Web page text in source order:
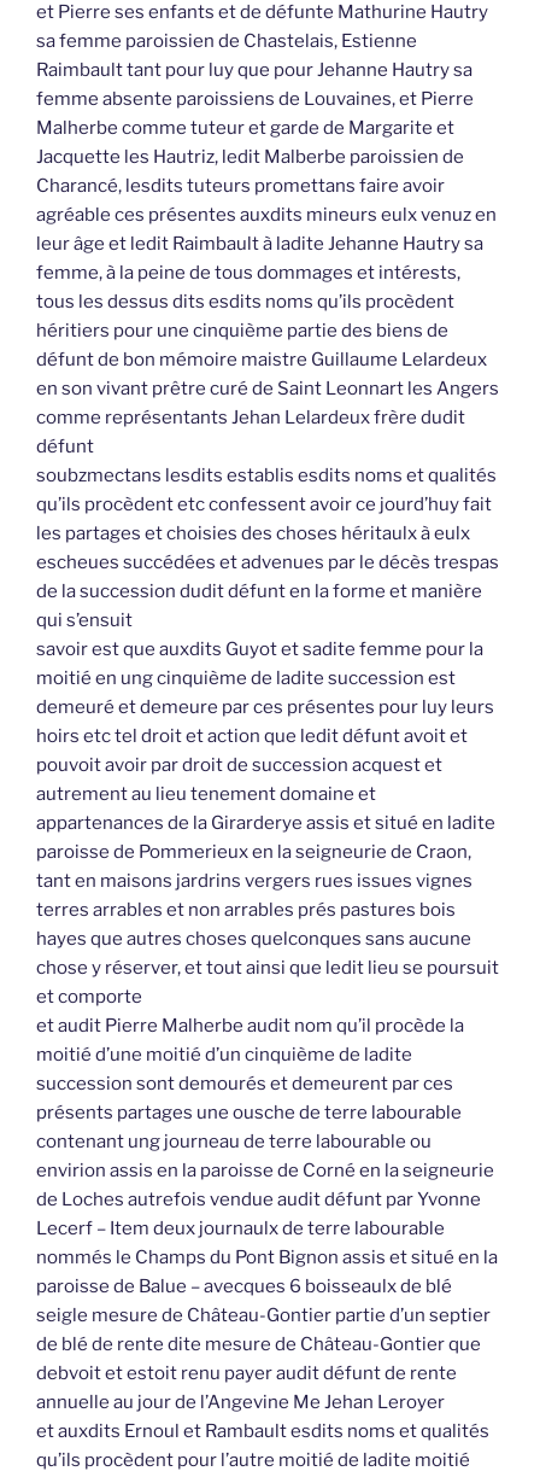
et Pierre ses enfants et de défunte Mathurine Hautry
sa femme paroissien de Chastelais, Estienne
Raimbault tant pour luy que pour Jehanne Hautry sa
femme absente paroissiens de Louvaines, et Pierre
Malherbe comme tuteur et garde de Margarite et
Jacquette les Hautriz, ledit Malberbe paroissien de
Charancé, lesdits tuteurs promettans faire avoir
agréable ces présentes auxdits mineurs eulx venuz en
leur âge et ledit Raimbault à ladite Jehanne Hautry sa
femme, à la peine de tous dommages et intérests,
tous les dessus dits esdits noms qu’ils procèdent
héritiers pour une cinquième partie des biens de
défunt de bon mémoire maistre Guillaume Lelardeux
en son vivant prêtre curé de Saint Leonnart les Angers
comme représentants Jehan Lelardeux frère dudit
défunt
soubzmectans lesdits establis esdits noms et qualités
qu’ils procèdent etc confessent avoir ce jourd’huy fait
les partages et choisies des choses héritaulx à eulx
escheues succédées et advenues par le décès trespas
de la succession dudit défunt en la forme et manière
qui s’ensuit
savoir est que auxdits Guyot et sadite femme pour la
moitié en ung cinquième de ladite succession est
demeuré et demeure par ces présentes pour luy leurs
hoirs etc tel droit et action que ledit défunt avoit et
pouvoit avoir par droit de succession acquest et
autrement au lieu tenement domaine et
appartenances de la Girarderye assis et situé en ladite
paroisse de Pommerieux en la seigneurie de Craon,
tant en maisons jardrins vergers rues issues vignes
terres arrables et non arrables prés pastures bois
hayes que autres choses quelconques sans aucune
chose y réserver, et tout ainsi que ledit lieu se poursuit
et comporte
et audit Pierre Malherbe audit nom qu’il procède la
moitié d’une moitié d’un cinquième de ladite
succession sont demourés et demeurent par ces
présents partages une ousche de terre labourable
contenant ung journeau de terre labourable ou
envirion assis en la paroisse de Corné en la seigneurie
de Loches autrefois vendue audit défunt par Yvonne
Lecerf – Item deux journaulx de terre labourable
nommés le Champs du Pont Bignon assis et situé en la
paroisse de Balue – avecques 6 boisseaulx de blé
seigle mesure de Château-Gontier partie d’un septier
de blé de rente dite mesure de Château-Gontier que
debvoit et estoit renu payer audit défunt de rente
annuelle au jour de l’Angevine Me Jehan Leroyer
et auxdits Ernoul et Rambault esdits noms et qualités
qu’ils procèdent pour l’autre moitié de ladite moitié